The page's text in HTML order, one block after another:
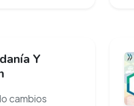
Y
cambios